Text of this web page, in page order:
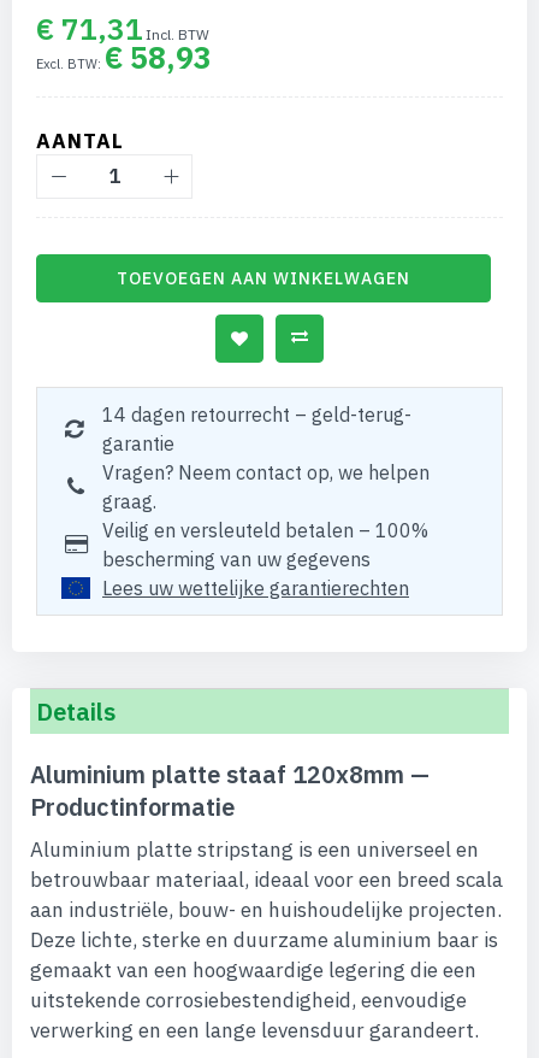
€ 71,31
€ 58,93
AANTAL
TOEVOEGEN AAN WINKELWAGEN
14 dagen retourrecht – geld-terug-
garantie
Vragen? Neem contact op, we helpen
graag.
Veilig en versleuteld betalen – 100%
bescherming van uw gegevens
Lees uw wettelijke garantierechten
Details
Aluminium platte staaf 120x8mm —
Productinformatie
Aluminium platte stripstang is een universeel en
betrouwbaar materiaal, ideaal voor een breed scala
aan industriële, bouw- en huishoudelijke projecten.
Deze lichte, sterke en duurzame aluminium baar is
gemaakt van een hoogwaardige legering die een
uitstekende corrosiebestendigheid, eenvoudige
verwerking en een lange levensduur garandeert.